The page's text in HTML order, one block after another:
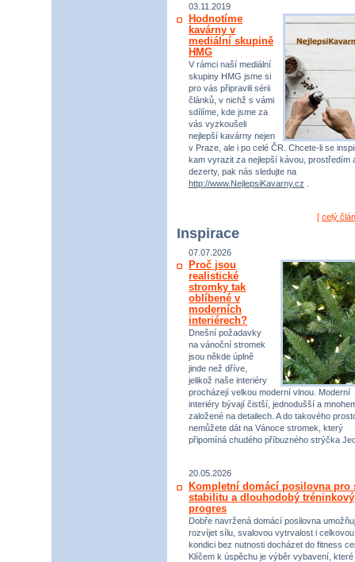
03.11.2019
Hodnotíme
kavárny v
mediální skupině
HMG
V rámci naší mediální
skupiny HMG jsme si
pro vás připravili sérii
článků, v nichž s vámi
sdílíme, kde jsme za
vás vyzkoušeli
nejlepší kavárny nejen
v Praze, ale i po celé ČR. Chcete-li se
kam vyrazit za nejlepší kávou, prostředím
dezerty, pak nás sledujte na
http://www.NejlepsiKavarny.cz
[ celý
Inspirace
07.07.2026
Proč jsou
realistické
stromky tak
oblíbené v
moderních
interiérech?
Dnešní požadavky
na vánoční stromek
jsou někde úplně
jinde než dříve,
jelikož naše interiéry
procházejí velkou moderní vlnou. Moderní
interiéry bývají čistší, jednodušší a
založené na detailech. A do takového
nemůžete dát na Vánoce stromek, který
připomíná chudého příbuzného strýčka
20.05.2026
Kompletní domácí posilovna pro
stabilitu a dlouhodobý tréninkový
progres
Dobře navržená domácí posilovna
rozvíjet sílu, svalovou vytrvalost i celkovou
kondici bez nutnosti docházet do fitness
Klíčem k úspěchu je výběr vybavení, které